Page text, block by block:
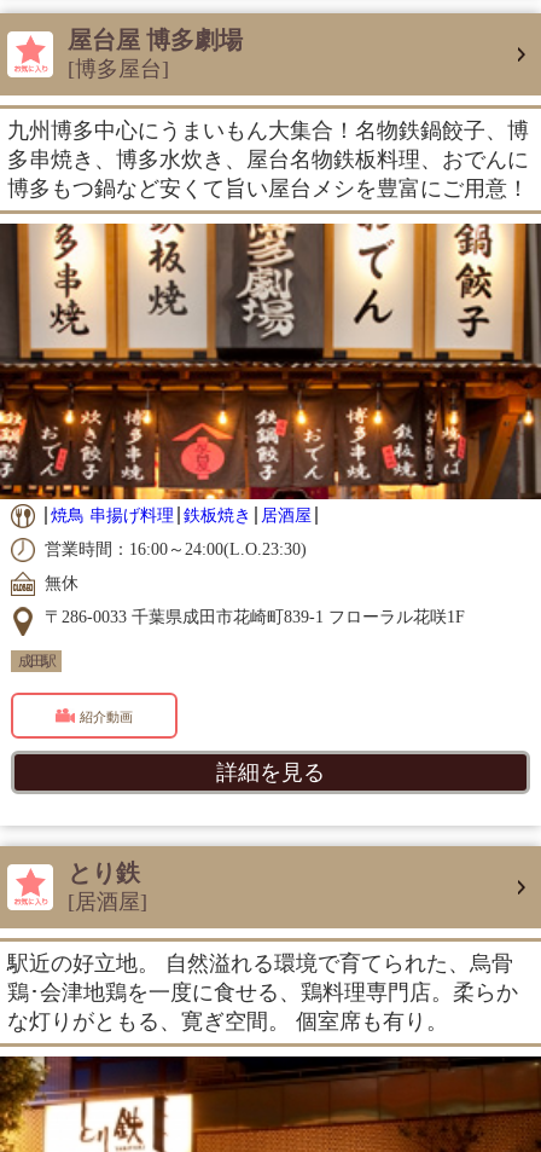
屋台屋 博多劇場
[博多屋台]
九州博多中心にうまいもん大集合！名物鉄鍋餃子、博
多串焼き、博多水炊き、屋台名物鉄板料理、おでんに
博多もつ鍋など安くて旨い屋台メシを豊富にご用意！
焼鳥 串揚げ料理 鉄板焼き
居酒屋
営業時間：16:00～24:00(L.O.23:30)
無休
〒286-0033 千葉県成田市花崎町839-1 フローラル花咲1F
成田駅
紹介動画
詳細を見る
とり鉄
[居酒屋]
駅近の好立地。 自然溢れる環境で育てられた、烏骨
鶏･会津地鶏を一度に食せる、鶏料理専門店。柔らか
な灯りがともる、寛ぎ空間。 個室席も有り。